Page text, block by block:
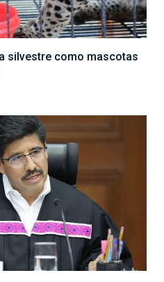
silvestre como mascotas